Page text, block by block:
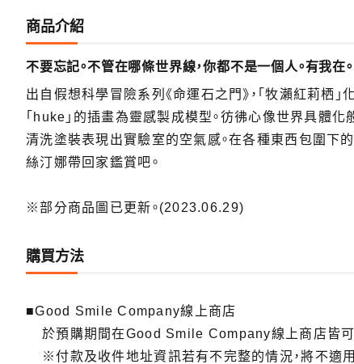
預購
2023
商品介紹
不要忘記。不管在哪條世界線，你都不是一個人。有我在。
出自假想科學冒險系列《命運石之門》，「牧瀨紅莉
「huke」的插畫為靈感製成模型。彷彿心像世界具體
清洗塗裝表現出實驗室的空氣感。在各種東西包圍下
絲汀娜帶回家鑑賞吧。
※部分商品圖已更新。(2023.06.29)
購買方法
■Good Smile Company線上商店
於預購期間在Good Smile Company線上商店皆可
※付款及收件地址資訊若有不完整的情況，將不適用